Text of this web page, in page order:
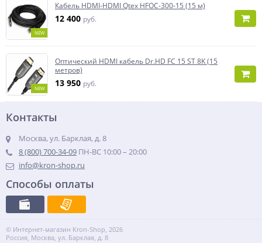
NEW
Кабель HDMI-HDMI Qtex HFOC-300-15 (15 м)
12 400 руб.
NEW
Оптический HDMI кабель Dr.HD FC 15 ST 8K (15
метров)
13 950 руб.
Контакты
Москва, ул. Барклая, д. 8
8 (800) 700-34-09 ПН-ВС 10:00 – 20:00
info@kron-shop.ru
Способы оплаты
© Интернет-магазин Kron-Shop, 2026
Россия, Москва, ул. Барклая, д. 8